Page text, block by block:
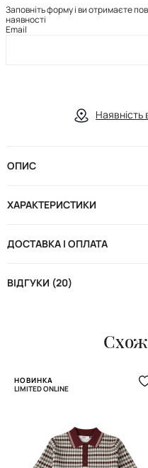
Заповніть форму і ви отримаєте
наявності
Email
Наявність
ОПИС
ХАРАКТЕРИСТИКИ
ДОСТАВКА І ОПЛАТА
ВІДГУКИ (20)
НОВИНКА
LIMITED ONLINE